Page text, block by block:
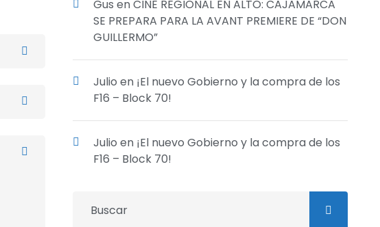
Gus enCINE REGIONAL EN ALTO: CAJAMARCA
SE PREPARA PARA LA AVANT PREMIERE DE “DON
GUILLERMO”
Julio en ¡El nuevo Gobierno y la compra de los
F16 – Block 70!
Julio en ¡El nuevo Gobierno y la compra de los
F16 – Block 70!